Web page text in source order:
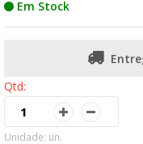
Em Stock
Qtd:
Unidade: un.